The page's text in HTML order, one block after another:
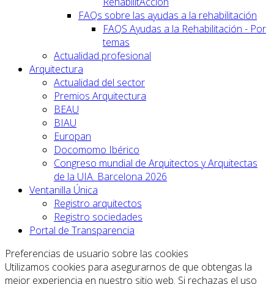
FAQs sobre las ayudas a la rehabilitación
FAQS Ayudas a la Rehabilitación - Por
temas
Actualidad profesional
Arquitectura
Actualidad del sector
Premios Arquitectura
BEAU
BIAU
Europan
Docomomo Ibérico
Congreso mundial de Arquitectos y Arquitectas
de la UIA. Barcelona 2026
Ventanilla Única
Registro arquitectos
Registro sociedades
Portal de Transparencia
Preferencias de usuario sobre las cookies
Utilizamos cookies para asegurarnos de que obtengas la
mejor experiencia en nuestro sitio web. Si rechazas el uso